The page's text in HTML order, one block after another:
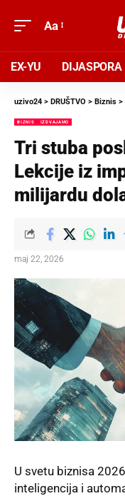
Aa
EX-YU DIJASPORA
uzivo24 > DRUŠTVO > Biznis >
BIZNIS IZDVAJAMO
Tri stuba
Lekcije iz
milijardu
maj 22, 2026
U svetu biznisa
inteligencija i